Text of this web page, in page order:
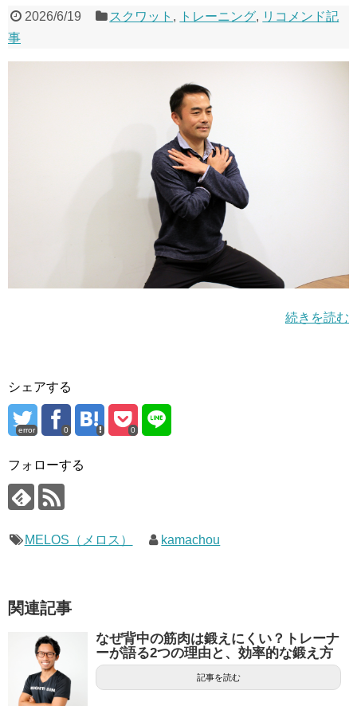
2026/6/19 スクワット , トレーニング, リコメンド記
事
続きを読む
シェアする
error 0 0
フォローする
MELOS（メロス） kamachou
関連記事
なぜ背中の筋肉は鍛えにくい？トレーナ
ーが語る2つの理由と、効率的な鍛え方
記事を読む